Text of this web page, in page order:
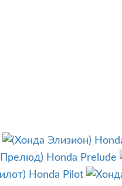
Honda Prelude
Honda Pilot